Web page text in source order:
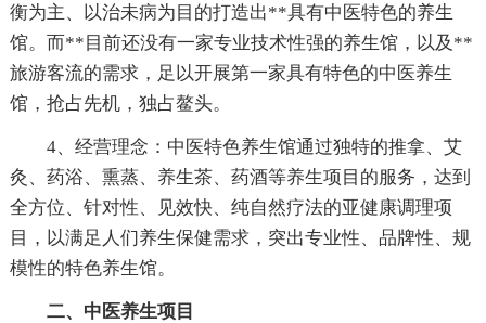
衡为主、以治未病为目的打造出**具有中医特色的养生
馆。而**目前还没有一家专业技术性强的养生馆，以及**
旅游客流的需求，足以开展第一家具有特色的中医养生
馆，抢占先机，独占鳌头。
4、经营理念：中医特色养生馆通过独特的推拿、艾
灸、药浴、熏蒸、养生茶、药酒等养生项目的服务，达到
全方位、针对性、见效快、纯自然疗法的亚健康调理项
目，以满足人们养生保健需求，突出专业性、品牌性、规
模性的特色养生馆。
二、中医养生项目